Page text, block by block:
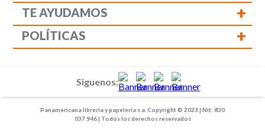
TE AYUDAMOS +
POLÍTICAS +
Panamericana librería y papelería s.a. Copyright © 2023 | Nit: 830
037 946 | Todos los derechos reservados
Siguenos: